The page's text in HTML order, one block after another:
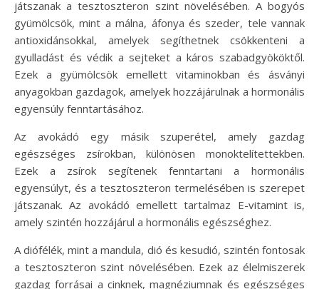
játszanak a tesztoszteron szint növelésében. A bogyós
gyümölcsök, mint a málna, áfonya és szeder, tele vannak
antioxidánsokkal, amelyek segíthetnek csökkenteni a
gyulladást és védik a sejteket a káros szabadgyököktől.
Ezek a gyümölcsök emellett vitaminokban és ásványi
anyagokban gazdagok, amelyek hozzájárulnak a hormonális
egyensúly fenntartásához.
Az avokádó egy másik szuperétel, amely gazdag
egészséges zsírokban, különösen monoktelítettekben.
Ezek a zsírok segítenek fenntartani a hormonális
egyensúlyt, és a tesztoszteron termelésében is szerepet
játszanak. Az avokádó emellett tartalmaz E-vitamint is,
amely szintén hozzájárul a hormonális egészséghez.
A diófélék, mint a mandula, dió és kesudió, szintén fontosak
a tesztoszteron szint növelésében. Ezek az élelmiszerek
gazdag forrásai a cinknek, magnéziumnak és egészséges